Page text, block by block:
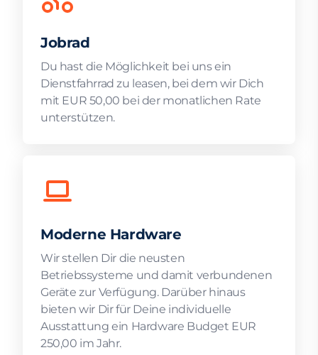
Jobrad
Du hast die Möglichkeit bei uns ein
Dienstfahrrad zu leasen, bei dem wir Dich
mit EUR 50,00 bei der monatlichen Rate
unterstützen.
Moderne Hardware
Wir stellen Dir die neusten
Betriebssysteme und damit verbundenen
Geräte zur Verfügung. Darüber hinaus
bieten wir Dir für Deine individuelle
Ausstattung ein Hardware Budget EUR
250,00 im Jahr.